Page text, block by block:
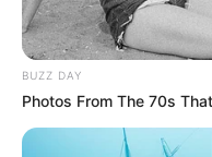
BUZZ DAY
Photos From The 70s